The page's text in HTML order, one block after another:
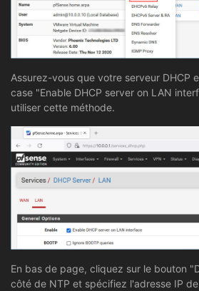
Assurez-vous que votre serveur DHCP
case "Enable DHCP server on LAN
utiliser cette méthode.
En bas de page, cliquez sur le bouton
côté de NTP et spécifiez l'adresse IP